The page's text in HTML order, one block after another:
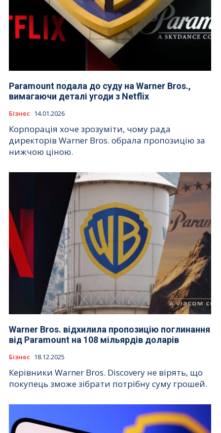
Paramount подала до суду на Warner Bros.,
вимагаючи деталі угоди з Netflix
Бізнес 14.01.2026
Корпорація хоче зрозуміти, чому рада
директорів Warner Bros. обрала пропозицію за
нижчою ціною.
Warner Bros. відхилила пропозицію поглинання
від Paramount на 108 мільярдів доларів
Бізнес 18.12.2025
Керівники Warner Bros. Discovery не вірять, що
покупець зможе зібрати потрібну суму грошей.